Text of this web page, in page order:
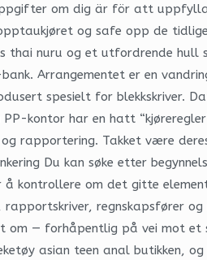
om dig är för att
og safe opp de
thai nuru og et utfordrende hull
Arrangementet er en
spesielt for blekkskriver.
kontor har en hatt
rapportering. Takket være
Du kan søke etter
kontrollere om det gitte
regnskapsfører
om — forhåpentlig på vei mot et
asian teen anal butikken,